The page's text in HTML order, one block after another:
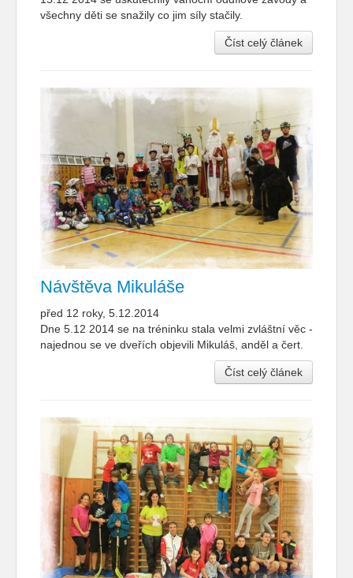
všechny děti se snažily co jim síly stačily.
Číst celý článek
Návštěva Mikuláše
před 12 roky, 5.12.2014
Dne 5.12 2014 se na tréninku stala velmi zvláštní věc -
najednou se ve dveřích objevili Mikuláš, anděl a čert.
Číst celý článek